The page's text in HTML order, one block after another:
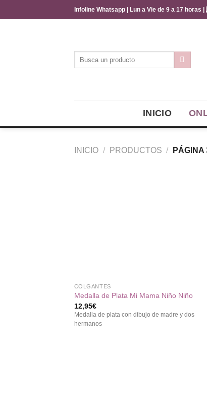
al
Infoline Whatsapp | Lun a Vie de 9 a 17 horas |
INICIO
INICIO / PRODUCTOS / PÁGINA
COLGANTES
Medalla de Plata Mi Mama Niño Niño
12,95€
Medalla de plata con dibujo de madre y dos
hermanos